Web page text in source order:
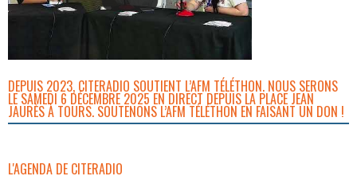
DEPUIS 2023, CITERADIO SOUTIENT L’AFM TÉLÉTHON. NOUS SERONS
LE SAMEDI 6 DÉCEMBRE 2025 EN DIRECT DEPUIS LA PLACE JEAN
JAURÈS À TOURS. SOUTENONS L’AFM TÉLÉTHON EN FAISANT UN DON !
L'AGENDA DE CITERADIO